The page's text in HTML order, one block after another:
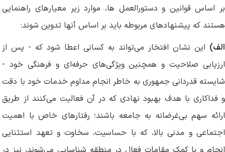
بر اساس قوانین و دستورالعمل ها، موارد زیر معیارهای راهنمایی
هستند که پیشنهادهای مربوطه باید بر اساس آنها تدوین شوند:
الف) این نشان افتخار می‌تواند به کسانی اعطا شود که - پس از
ارزیابی صلاحیت و همچنین ویژگی‌های حرفه‌ای و فرهنگی خود -
شایسته قدردانی جمهوری به خاطر انجام مداوم خدمات خود با دقت
و فداکاری با هدف بهبود نهادی که در آن فعالیت می‌کنند از طریق
ارائه سهم بی‌غرضانه به جامعه باشند؛ رفتارهای خاص با اهمیت
اجتماعی و مدنی بالا، که با حساسیت، سخاوت و تعهد استثنایی